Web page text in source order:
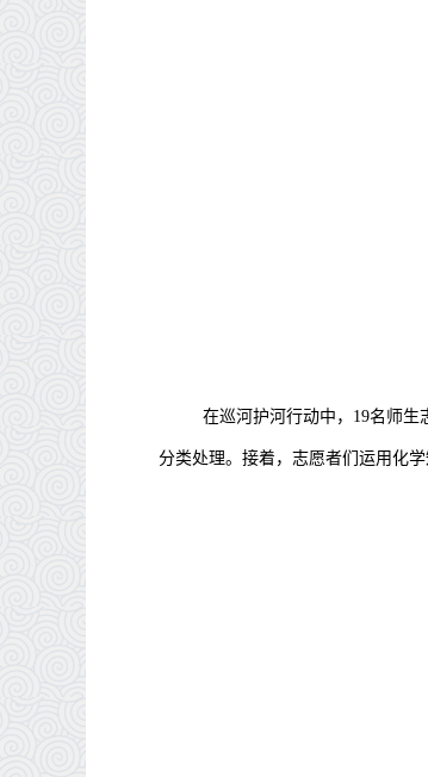
在巡河护河行动中， 19名师生
分类处理。接着，志愿者们运用化